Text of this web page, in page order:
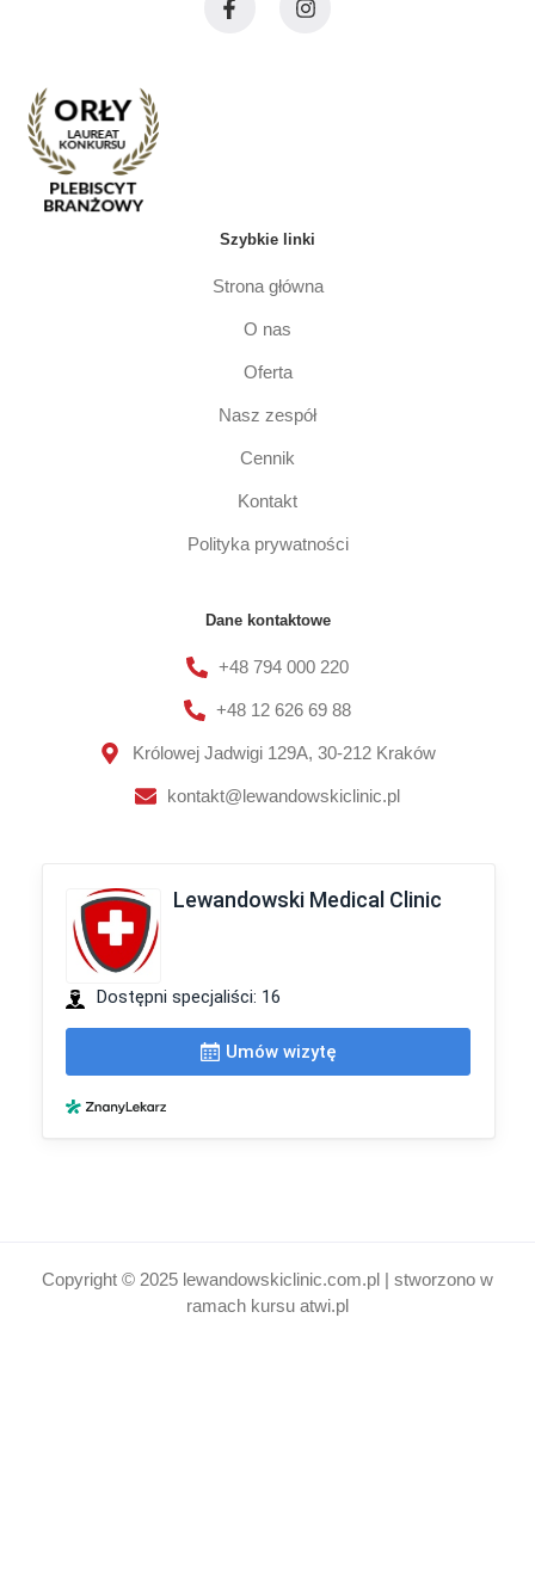
Szybkie linki
Strona główna
O nas
Oferta
Nasz zespół
Cennik
Kontakt
Polityka prywatności
Dane kontaktowe
+48 794 000 220
+48 12 626 69 88
Królowej Jadwigi 129A, 30-212 Kraków
kontakt@lewandowskiclinic.pl
Copyright © 2025 lewandowskiclinic.com.pl | stworzono w
ramach kursu atwi.pl